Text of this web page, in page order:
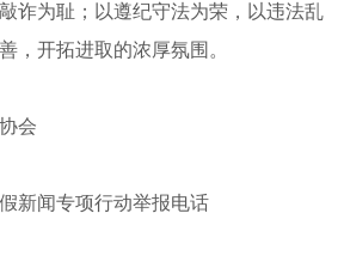
诈为耻；以遵纪守法为荣，以违法乱
，开拓进取的浓厚氛围。
会
闻专项行动举报电话